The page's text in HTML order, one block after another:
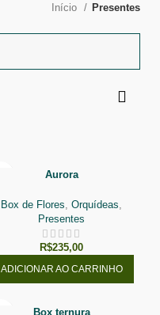
Início Presentes
Aurora
Box de Flores, Orquídeas,
Presentes
R$235,00
ADICIONAR AO CARRINHO
Box ternura